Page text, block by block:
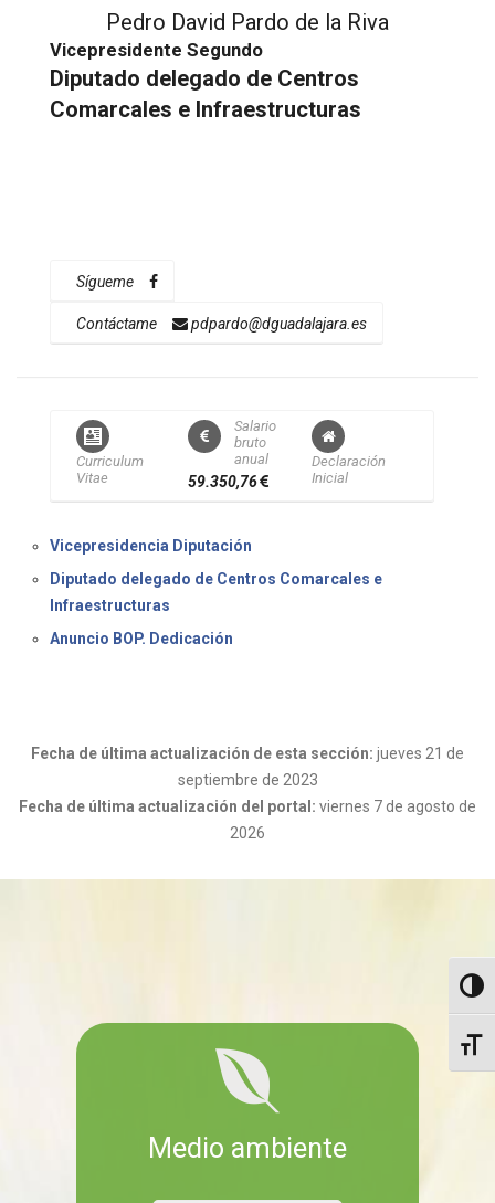
Pedro David Pardo de la Riva
Vicepresidente Segundo
Diputado delegado de Centros
Comarcales e Infraestructuras
Sígueme
Contáctame pdpardo@dguadalajara.es
Curriculum
Vitae
Salario
bruto
anual
59.350,76
Declaración
Inicial
Vicepresidencia Diputación
Diputado delegado de Centros Comarcales e
Infraestructuras
Anuncio BOP. Dedicación
Fecha de última actualización de esta sección: jueves 21 de
septiembre de 2023
Fecha de última actualización del portal: viernes 7 de agosto de
2026
Medio ambiente